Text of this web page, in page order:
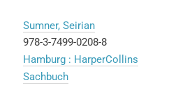
Sumner, Seirian
978-3-7499-0208-8
Hamburg : HarperCollins
Sachbuch